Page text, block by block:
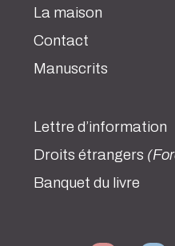
La maison
Contact
Manuscrits
Lettre d’information
Droits étrangers
Banquet du livre